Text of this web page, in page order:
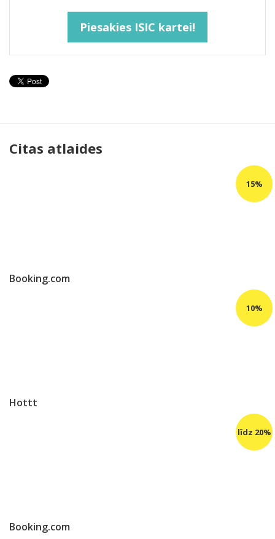
Piesakies ISIC kartei!
Citas atlaides
Booking.com
Hottt
Booking.com